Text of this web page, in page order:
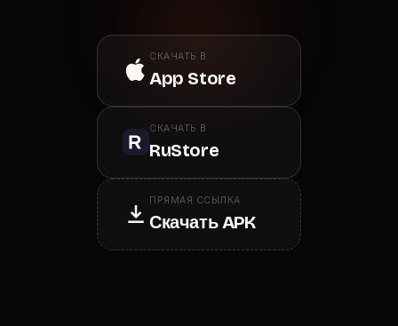
СКАЧАТЬ В
App Store
СКАЧАТЬ В
RuStore
ПРЯМАЯ ССЫЛКА
Скачать APK